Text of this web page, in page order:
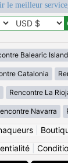
le meilleur
Balearic
Catalonia
Rencontre La
Navarra
|
|